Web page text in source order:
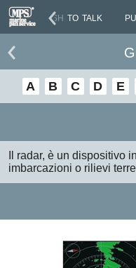
PTT PUSH TO TALK
A B C D E
Il radar, è un dispositivo
imbarcazioni o rilievi